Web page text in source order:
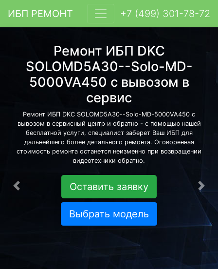
ИБП РЕМОНТ +7 (499) 301-78-72
Ремонт ИБП DKC
SOLOMD5A30--Solo-MD-
5000VA450 с вывозом в
сервис
Ремонт ИБП DKC SOLOMD5A30--Solo-MD-5000VA450 с
вывозом в сервисный центр и обратно - с помощью нашей
бесплатной услуги, специалист заберет Ваш ИБП для
дальнейшего более детального ремонта. Оговоренная
стоимость ремонта останется неизменно при возвращении
видеотехники обратно.
Оставить заявку
Выбрать модель
Предыдущая